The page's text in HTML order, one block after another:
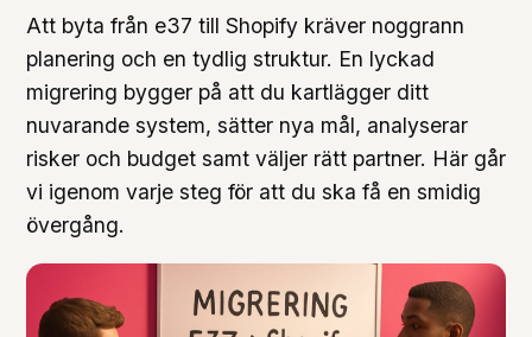
Att byta från e37 till Shopify kräver noggrann
planering och en tydlig struktur. En lyckad
migrering bygger på att du kartlägger ditt
nuvarande system, sätter nya mål, analyserar
risker och budget samt väljer rätt partner. Här går
vi igenom varje steg för att du ska få en smidig
övergång.